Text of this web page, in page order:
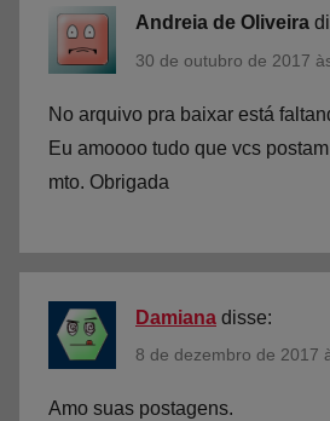
ó
i
c
o
L
d
i
c
Andreia de Oliveira
30 de outubro de 2017
No arquivo pra baixar está
Eu amoooo tudo que vcs
mto. Obrigada
Damiana disse:
8 de dezembro de 2017
Amo suas postagens.